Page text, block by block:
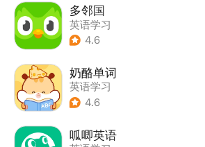
多邻国
英语学习
4.6
奶酪单词
英语学习
4.6
呱唧英语